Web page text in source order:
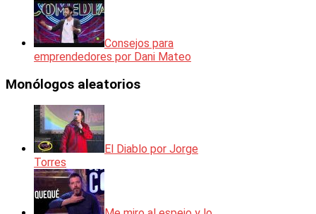
Consejos para
emprendedores por Dani Mateo
Monólogos aleatorios
El Diablo por Jorge
Torres